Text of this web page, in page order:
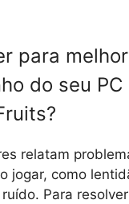
para
do seu
relatam
jogar, como
Para